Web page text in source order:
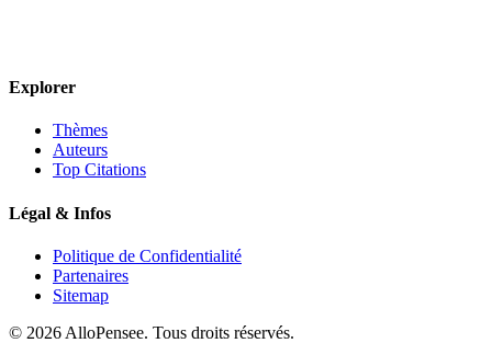
Explorer
Thèmes
Auteurs
Top Citations
Légal & Infos
Politique de Confidentialité
Partenaires
Sitemap
© 2026 AlloPensee. Tous droits réservés.